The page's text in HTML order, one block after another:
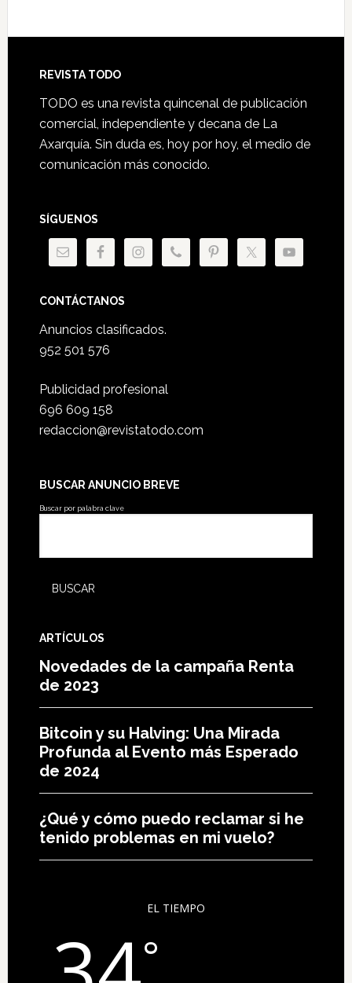
Footer
REVISTA TODO
TODO es una revista quincenal de publicación
comercial, independiente y decana de La
Axarquía. Sin duda es, hoy por hoy, el medio de
comunicación más conocido.
SÍGUENOS
CONTÁCTANOS
Anuncios clasificados.
952 501 576
Publicidad profesional
696 609 158
redaccion@revistatodo.com
BUSCAR ANUNCIO BREVE
Buscar por palabra clave
ARTÍCULOS
Novedades de la campaña Renta
de 2023
Bitcoin y su Halving: Una Mirada
Profunda al Evento más Esperado
de 2024
¿Qué y cómo puedo reclamar si he
tenido problemas en mi vuelo?
EL TIEMPO
°